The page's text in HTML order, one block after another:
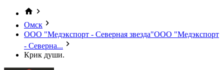
Омск
ООО "Медэкспорт - Северная звезда"ООО "Медэкспорт
- Северна...
Крик души.